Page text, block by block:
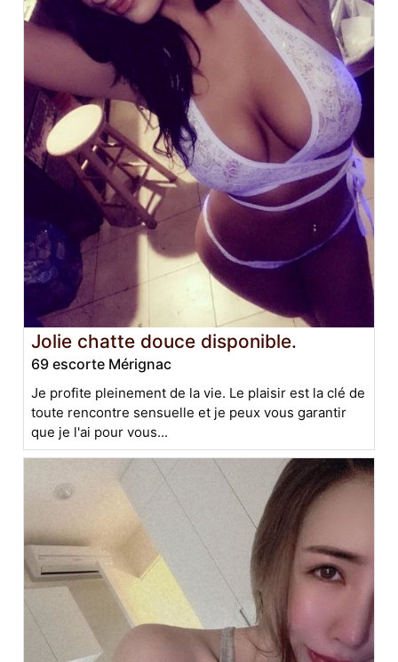
Jolie chatte douce disponible.
69 escorte Mérignac
Je profite pleinement de la vie. Le plaisir est la clé de
toute rencontre sensuelle et je peux vous garantir
que je l'ai pour vous...